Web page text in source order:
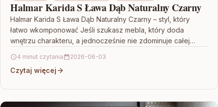
Halmar Karida S Ława Dąb Naturalny Czarny
Halmar Karida S Ława Dąb Naturalny Czarny – styl, który
łatwo wkomponować Jeśli szukasz mebla, który doda
wnętrzu charakteru, a jednocześnie nie zdominuje całej…
4 minut czytania 2026-06-03
Czytaj więcej